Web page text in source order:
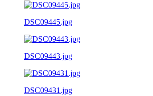
DSC09445.jpg
DSC09443.jpg
DSC09431.jpg